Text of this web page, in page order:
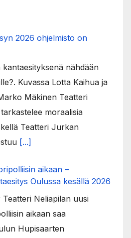
2026 ohjelmisto on
nähdään
Kuvassa Lotta Kaihua ja
Mäkinen Teatteri
moraalisia
Teatteri Jurkan
[...]
aikaan –
Oulussa kesällä 2026
Neliapilan uusi
aikaan saa
Hupisaarten